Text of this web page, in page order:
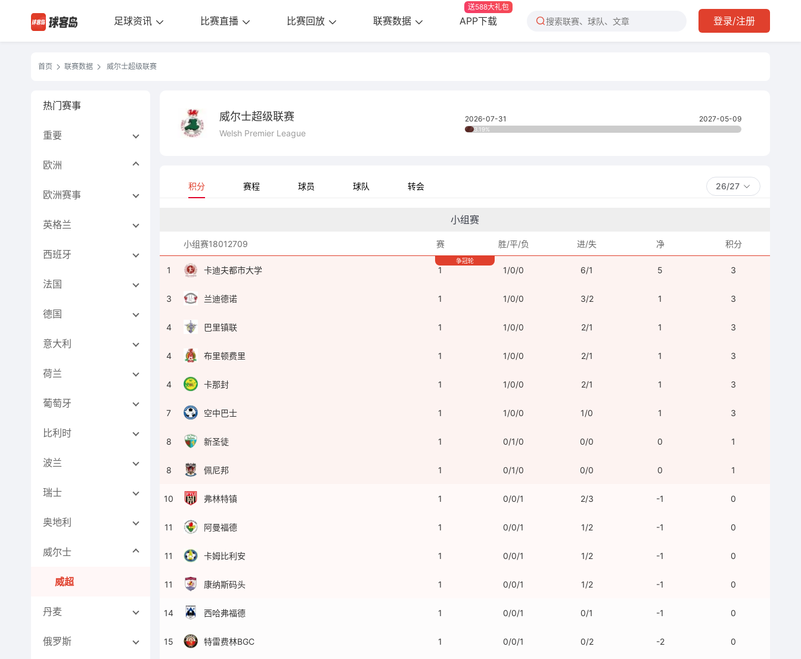
足球资讯 比赛直播 比赛回放 联赛数据 APP下载
送588大礼包
登录/注册
首页 联赛数据 威尔士超级联赛
热门赛事
重要
欧洲
欧洲赛事
英格兰
西班牙
法国
德国
意大利
荷兰
葡萄牙
比利时
波兰
瑞士
奥地利
威尔士
威超
丹麦
俄罗斯
威尔士超级联赛
Welsh Premier League
2026-07-31 2027-05-09
3.19%
积分 赛程 球员 球队 转会 26/27
小组赛
小组赛18012709 赛 胜/平/负 进/失 净 积分
争冠轮
1 卡迪夫都市大学 1 1/0/0 6/1 5 3
3 兰迪德诺 1 1/0/0 3/2 1 3
4 巴里镇联 1 1/0/0 2/1 1 3
4 布里顿费里 1 1/0/0 2/1 1 3
4 卡那封 1 1/0/0 2/1 1 3
7 空中巴士 1 1/0/0 1/0 1 3
8 新圣徒 1 0/1/0 0/0 0 1
8 佩尼邦 1 0/1/0 0/0 0 1
10 弗林特镇 1 0/0/1 2/3 -1 0
11 阿曼福德 1 0/0/1 1/2 -1 0
11 卡姆比利安 1 0/0/1 1/2 -1 0
11 康纳斯码头 1 0/0/1 1/2 -1 0
14 西哈弗福德 1 0/0/1 0/1 -1 0
15 特雷费林BGC 1 0/0/1 0/2 -2 0